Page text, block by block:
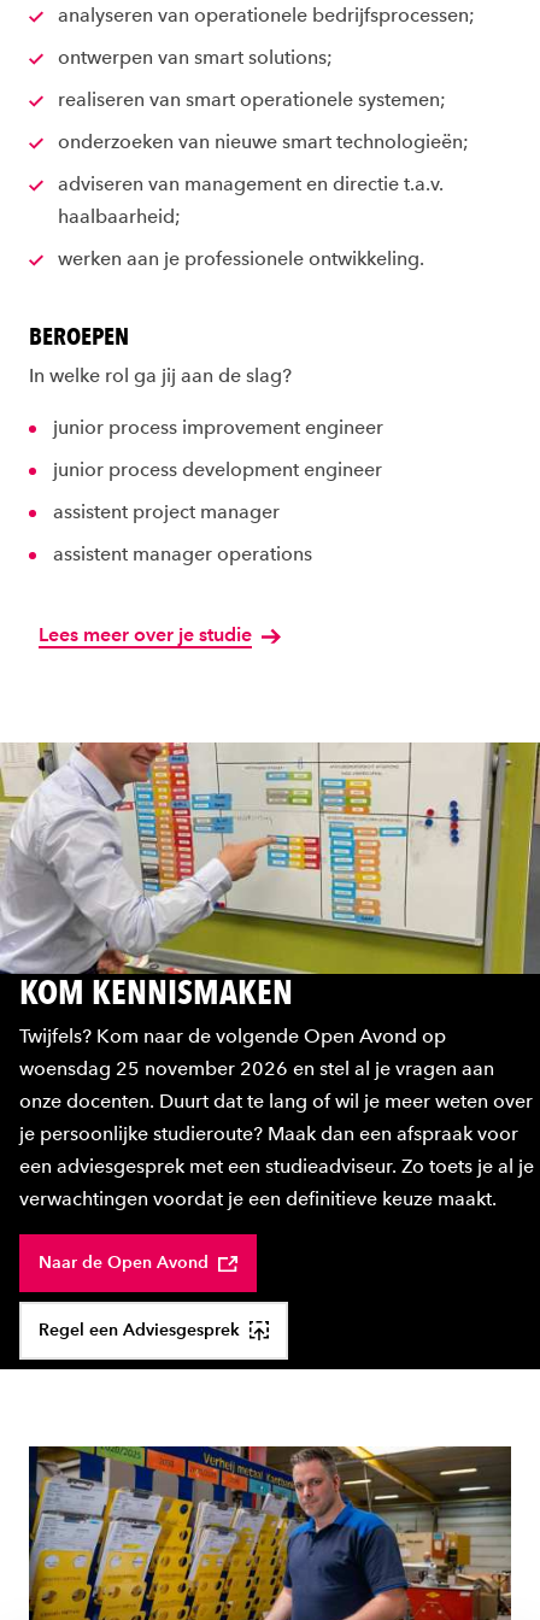
analyseren van operationele bedrijfsprocessen;
ontwerpen van smart solutions;
realiseren van smart operationele systemen;
onderzoeken van nieuwe smart technologieën;
adviseren van management en directie t.a.v.
haalbaarheid;
werken aan je professionele ontwikkeling.
BEROEPEN
In welke rol ga jij aan de slag?
junior process improvement engineer
junior process development engineer
assistent project manager
assistent manager operations
Lees meer over je studie
KOM KENNISMAKEN
Twijfels? Kom naar de volgende Open Avond op
woensdag 25 november 2026 en stel al je vragen aan
onze docenten. Duurt dat te lang of wil je meer weten over
je persoonlijke studieroute? Maak dan een afspraak voor
een adviesgesprek met een studieadviseur. Zo toets je al je
verwachtingen voordat je een definitieve keuze maakt.
Naar de Open Avond
Regel een Adviesgesprek